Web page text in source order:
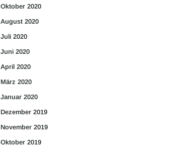
Oktober 2020
August 2020
Juli 2020
Juni 2020
April 2020
März 2020
Januar 2020
Dezember 2019
November 2019
Oktober 2019